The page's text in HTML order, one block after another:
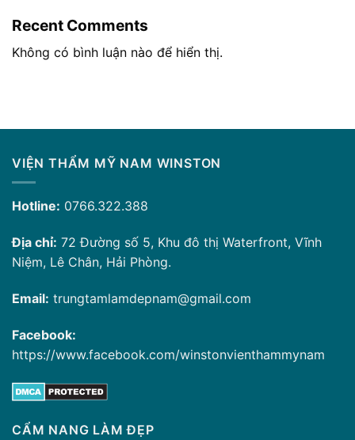
Recent Comments
Không có bình luận nào để hiển thị.
VIỆN THẨM MỸ NAM WINSTON
Hotline: 0766.322.388
Địa chỉ: 72 Đường số 5, Khu đô thị Waterfront, Vĩnh
Niệm, Lê Chân, Hải Phòng.
Email: trungtamlamdepnam@gmail.com
Facebook:
https://www.facebook.com/winstonvienthammynam
CẨM NANG LÀM ĐẸP